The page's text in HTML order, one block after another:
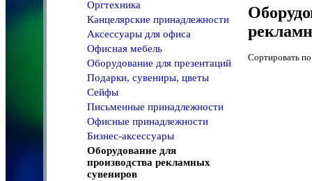
Оргтехника
Канцелярские принадлежности
Аксессуары для офиса
Офисная мебель
Оборудование для презентаций
Подарки, сувениры, цветы
Сейфы
Письменные принадлежности
Офисные принадлежности
Бизнес-аксессуары
Оборудование для
производства рекламных
сувениров
Сортировать